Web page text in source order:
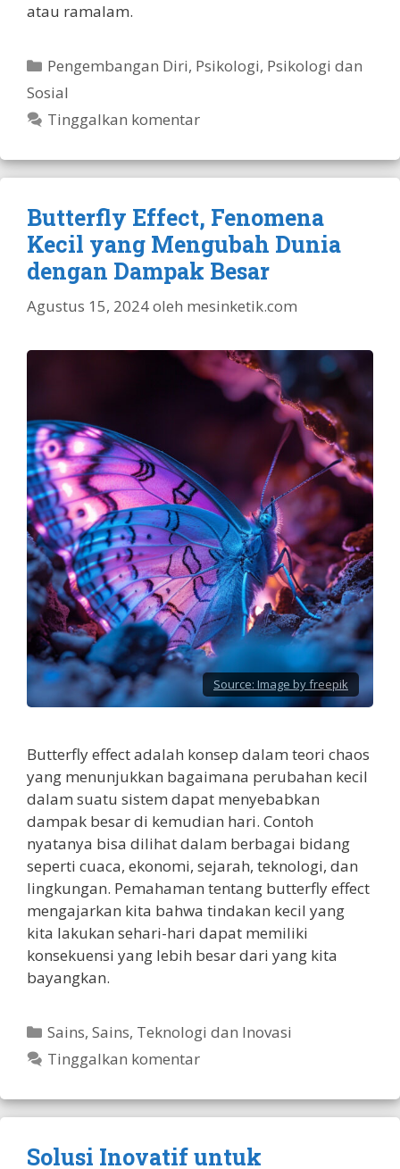
atau ramalam.
Kategori
Pengembangan Diri, Psikologi, Psikologi dan
Sosial
Tinggalkan komentar
Butterfly Effect, Fenomena
Kecil yang Mengubah Dunia
dengan Dampak Besar
Agustus 15, 2024oleh mesinketik.com
Source: Image by freepik
Butterfly effect adalah konsep dalam teori chaos
yang menunjukkan bagaimana perubahan kecil
dalam suatu sistem dapat menyebabkan
dampak besar di kemudian hari. Contoh
nyatanya bisa dilihat dalam berbagai bidang
seperti cuaca, ekonomi, sejarah, teknologi, dan
lingkungan. Pemahaman tentang butterfly effect
mengajarkan kita bahwa tindakan kecil yang
kita lakukan sehari-hari dapat memiliki
konsekuensi yang lebih besar dari yang kita
bayangkan.
Kategori
Sains,Sains, Teknologi dan Inovasi
Tinggalkan komentar
Solusi Inovatif untuk